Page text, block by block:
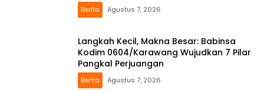
Berita Agustus 7, 2026
Langkah Kecil, Makna Besar: Babinsa
Kodim 0604/Karawang Wujudkan 7 Pilar
Pangkal Perjuangan
Berita Agustus 7, 2026